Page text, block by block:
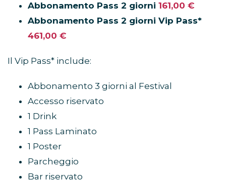
Abbonamento Pass 2 giorni 161,00 €
Abbonamento Pass 2 giorni Vip Pass*
461,00 €
Il Vip Pass* include:
Abbonamento 3 giorni al Festival
Accesso riservato
1 Drink
1 Pass Laminato
1 Poster
Parcheggio
Bar riservato